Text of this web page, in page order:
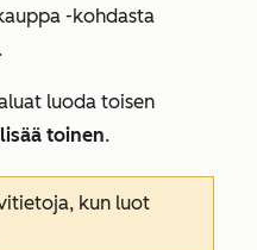
-kohdasta
.
luoda toisen
toinen.
kun luot